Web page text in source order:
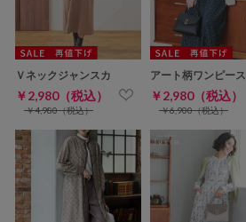
Ｖネックジャンスカ
￥2,980（税込）
￥4,980（税込）
アート柄ワンピース
￥2,980（税込）
￥6,900（税込）